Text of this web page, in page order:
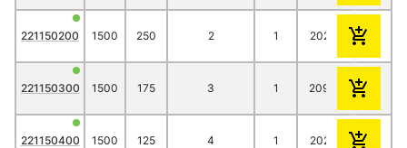
221150200 1500 250 2 1 202.10 176.10
221150300 1500 175 3 1 209.70 183.60
221150400 1500 125 4 1 202.10 176.10